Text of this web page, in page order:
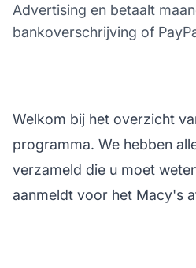
Advertising en betaalt
bankoverschrijving of
Welkom bij het overzicht
programma. We hebben
verzameld die u moet
aanmeldt voor het Macy's